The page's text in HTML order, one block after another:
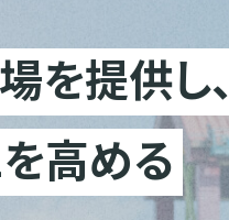
を提供し、
高める